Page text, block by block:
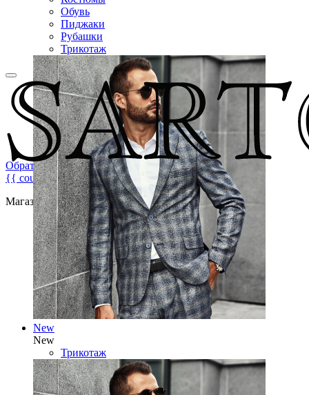
Обратная связь
{{ count }}
Магазин брендовой мужской одежды
Обувь
Пиджаки
Рубашки
Трикотаж
New
New
Трикотаж